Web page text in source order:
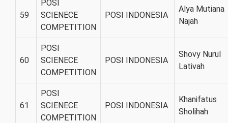
59
POSI
SCIENECE
COMPETITION
POSI INDONESIA
Alya Mutiana
Najah
60
POSI
SCIENECE
COMPETITION
POSI INDONESIA
Shovy Nurul
Lativah
61
POSI
SCIENECE
COMPETITION
POSI INDONESIA
Khanifatus
Sholihah